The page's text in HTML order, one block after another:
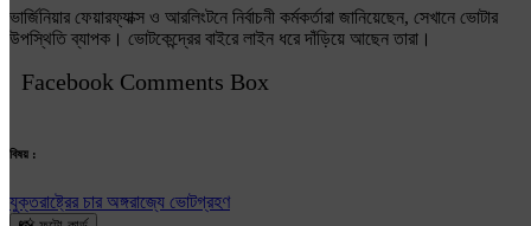
ভার্জিনিয়ার ফেয়ারফ্যাক্স ও আরলিংটনে নির্বাচনী কর্মকর্তারা জানিয়েছেন, সেখানে ভোটার
উপস্থিতি ব্যাপক। ভোটকেন্দ্রের বাইরে লাইন ধরে দাঁড়িয়ে আছেন তারা।
Facebook Comments Box
বিষয় :
যুক্তরাষ্ট্রের চার অঙ্গরাজ্যে ভোটগ্রহণ